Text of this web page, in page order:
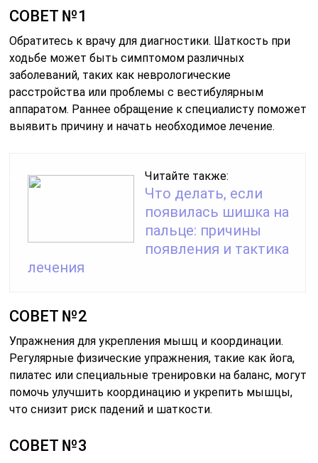
СОВЕТ №1
Обратитесь к врачу для диагностики. Шаткость при
ходьбе может быть симптомом различных
заболеваний, таких как неврологические
расстройства или проблемы с вестибулярным
аппаратом. Раннее обращение к специалисту поможет
выявить причину и начать необходимое лечение.
Читайте также:
Что делать, если
появилась шишка на
пальце: причины
появления и тактика
лечения
СОВЕТ №2
Упражнения для укрепления мышц и координации.
Регулярные физические упражнения, такие как йога,
пилатес или специальные тренировки на баланс, могут
помочь улучшить координацию и укрепить мышцы,
что снизит риск падений и шаткости.
СОВЕТ №3